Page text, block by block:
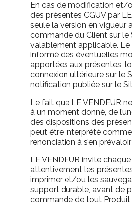
En cas de modification et/
des présentes CGUV par LE
seule la version en vigueur
commande du Client sur le
valablement applicable. Le
informé des éventuelles
apportées aux présentes,
connexion ultérieure sur le
notification publiée sur le
Le fait que LE VENDEUR
à un moment donné, de
des dispositions des
peut être interprété
renonciation à s’en
LE VENDEUR invite
attentivement les
imprimer et/ou les
support durable, avant de
commande de tout Produit